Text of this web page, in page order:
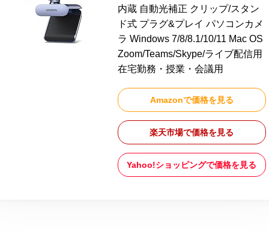
内蔵 自動光補正 クリップ/スタン
ド式 プラグ&プレイ パソコンカメ
ラ Windows 7/8/8.1/10/11 Mac OS
Zoom/Teams/Skype/ライブ配信用
在宅勤務・授業・会議用
Amazonで価格を見る
楽天市場で価格を見る
Yahoo!ショッピングで価格を見る